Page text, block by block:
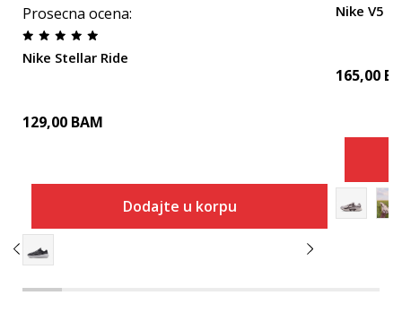
Prosecna ocena:
Nike Stellar Ride
129,00 BAM
Dodajte u korpu
Nike V5
165,00